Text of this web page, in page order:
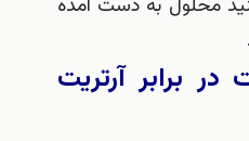
محلول به دست آمده
آرتریت